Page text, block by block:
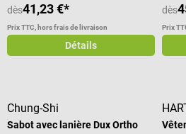
dès41,23 €*
Prix TTC, hors frais de livraison
Détails
dès
Prix
Chung-Shi
Sabot avec lanière Dux Ortho